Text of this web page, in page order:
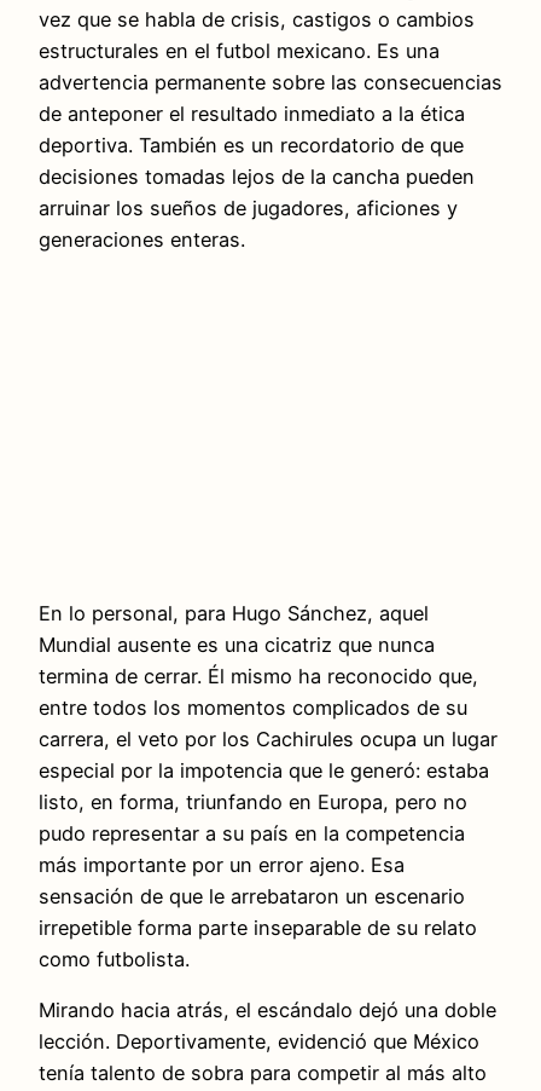
vez que se habla de crisis, castigos o cambios
estructurales en el futbol mexicano. Es una
advertencia permanente sobre las consecuencias
de anteponer el resultado inmediato a la ética
deportiva. También es un recordatorio de que
decisiones tomadas lejos de la cancha pueden
arruinar los sueños de jugadores, aficiones y
generaciones enteras.
En lo personal, para Hugo Sánchez, aquel
Mundial ausente es una cicatriz que nunca
termina de cerrar. Él mismo ha reconocido que,
entre todos los momentos complicados de su
carrera, el veto por los Cachirules ocupa un lugar
especial por la impotencia que le generó: estaba
listo, en forma, triunfando en Europa, pero no
pudo representar a su país en la competencia
más importante por un error ajeno. Esa
sensación de que le arrebataron un escenario
irrepetible forma parte inseparable de su relato
como futbolista.
Mirando hacia atrás, el escándalo dejó una doble
lección. Deportivamente, evidenció que México
tenía talento de sobra para competir al más alto